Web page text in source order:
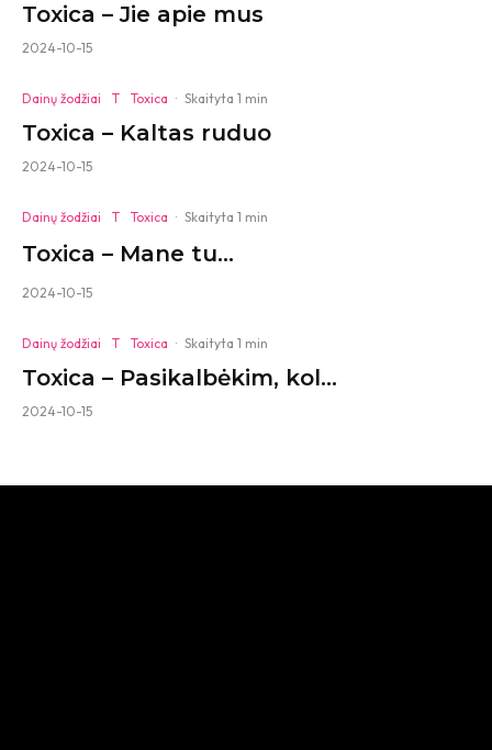
Toxica – Jie apie mus
2024-10-15
Dainų žodžiai T Toxica · Skaityta 1 min
Toxica – Kaltas ruduo
2024-10-15
Dainų žodžiai T Toxica · Skaityta 1 min
Toxica – Mane tu…
2024-10-15
Dainų žodžiai T Toxica · Skaityta 1 min
Toxica – Pasikalbėkim, kol…
2024-10-15